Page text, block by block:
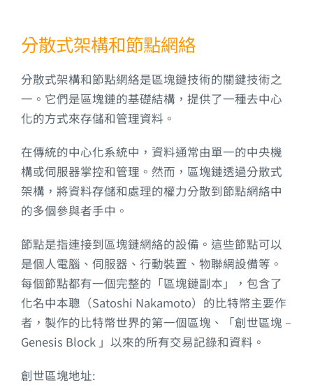
分散式架構和節點網絡
分散式架構和節點網絡是區塊鏈技術的關鍵技術之
一。它們是區塊鏈的基礎結構，提供了一種去中心
化的方式來存儲和管理資料。
在傳統的中心化系統中，資料通常由單一的中央機
構或伺服器掌控和管理。然而，區塊鏈透過分散式
架構，將資料存儲和處理的權力分散到節點網絡中
的多個參與者手中。
節點是指連接到區塊鏈網絡的設備。這些節點可以
是個人電腦、伺服器、行動裝置、物聯網設備等。
每個節點都有一個完整的「區塊鏈副本」，包含了
化名中本聰（Satoshi Nakamoto）的比特幣主要作
者，製作的比特幣世界的第一個區塊 、「創世區塊 –
Genesis Block 」以來的所有交易記錄和資料。
創世區塊地址: